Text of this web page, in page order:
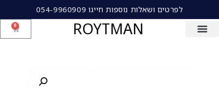
לפרטים ושאלות נוספות חייגו 054-9960909
ROYTMAN
0